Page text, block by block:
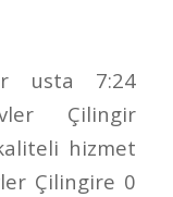
usta 7:24
Çilingir
hizmet
Çilingire 0